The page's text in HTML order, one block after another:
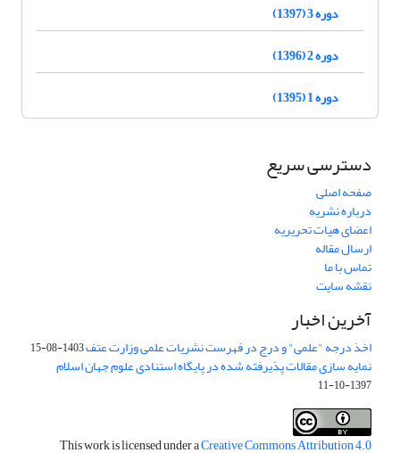
دوره 3 (1397)
دوره 2 (1396)
دوره 1 (1395)
دسترسی سریع
صفحه اصلی
درباره نشریه
اعضای هیات تحریریه
ارسال مقاله
تماس با ما
نقشه سایت
آخرین اخبار
اخذ درجه "علمی" و درج در فهرست نشریات علمی وزارت عتف1403-08-15
نمایه سازی مقالات پذیرفته شده در پایگاه استنادی علوم جهان اسلام
1397-10-11
This work is licensed under aCreative Commons Attribution 4.0